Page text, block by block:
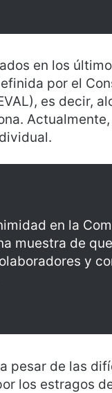
en los
por el
es decir,
en la
muestra de
y
pesar de las
los estragos